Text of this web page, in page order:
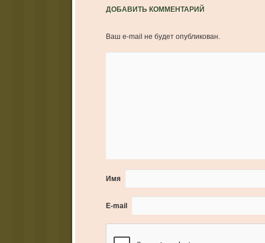
ДОБАВИТЬ КОММЕНТАРИЙ
Ваш e-mail не будет опубликован.
Имя
E-mail